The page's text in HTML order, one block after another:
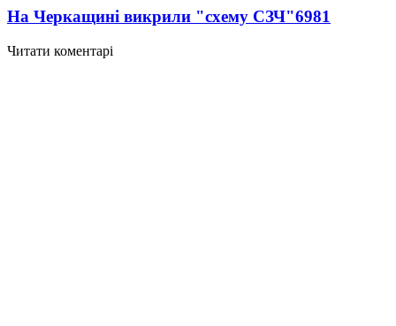
На Черкащині викрили "схему СЗЧ"6981
Читати коментарі